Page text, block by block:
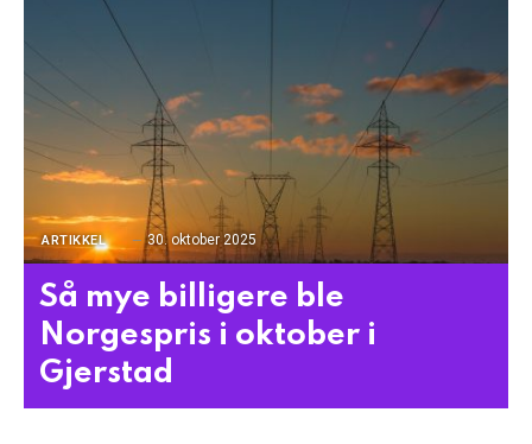
ARTIKKEL 30. oktober 2025
Så mye billigere ble
Norgespris i oktober i
Gjerstad